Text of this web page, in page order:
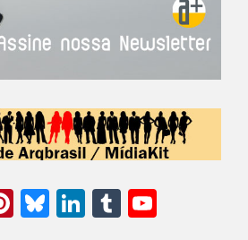
Pinterest
Bluesky
LinkedIn
Tumblr